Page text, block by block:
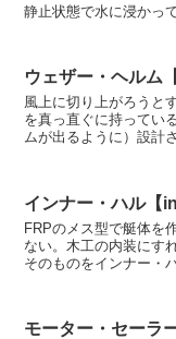
静止状態で水に浸かっ
ウェザー・ヘルム
風上に切り上がろうと
を真っ直ぐに持ってい
ムが出るように）設計
インナー・ハル【
FRPのメス型で艇体を
ない。木工の内装にす
そのものをインナー・
モーター・セーラ